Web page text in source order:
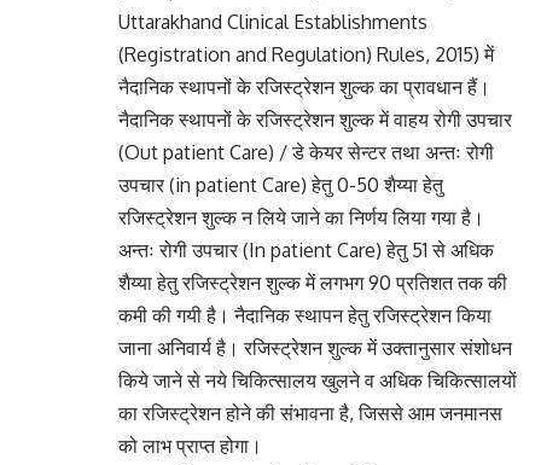
Uttarakhand Clinical Establishments
(Registration and Regulation) Rules, 2015) में
नैदानिक स्थापनों के रजिस्ट्रेशन शुल्क का प्रावधान हैं।
नैदानिक स्थापनों के रजिस्ट्रेशन शुल्क में वाहय रोगी उपचार
(Out patient Care) / डे केयर सेन्टर तथा अन्तः रोगी
उपचार (in patient Care) हेतु 0-50 शैय्या हेतु
रजिस्ट्रेशन शुल्क न लिये जाने का निर्णय लिया गया है।
अन्तः रोगी उपचार (In patient Care) हेतु 51 से अधिक
शैय्या हेतु रजिस्ट्रेशन शुल्क में लगभग 90 प्रतिशत तक की
कमी की गयी है। नैदानिक स्थापन हेतु रजिस्ट्रेशन किया
जाना अनिवार्य है। रजिस्ट्रेशन शुल्क में उक्तानुसार संशोधन
किये जाने से नये चिकित्सालय खुलने व अधिक चिकित्सालयों
का रजिस्ट्रेशन होने की संभावना है, जिससे आम जनमानस
को लाभ प्राप्त होगा।